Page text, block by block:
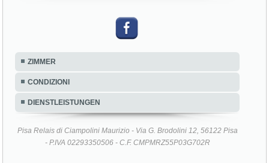
ZIMMER
CONDIZIONI
DIENSTLEISTUNGEN
Pisa Relais di Ciampolini Maurizio - Via G. Brodolini 12, 56122 Pisa
- P.IVA 02293350506 - C.F. CMPMRZ55P03G702R